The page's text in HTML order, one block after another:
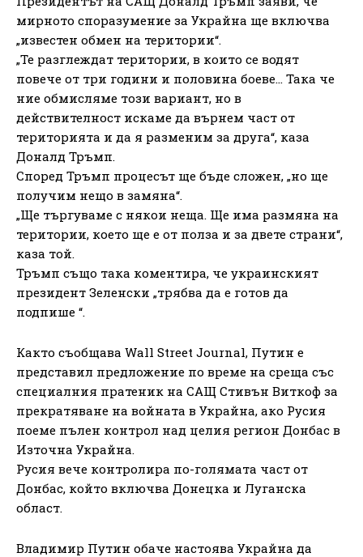
мирното споразумение за Украйна ще включва
„известен обмен на територии“.
„Те разглеждат територии, в които се водят
повече от три години и половина боеве… Така че
ние обмисляме този вариант, но в
действителност искаме да върнем част от
територията и да я разменим за друга“, каза
Доналд Тръмп.
Според Тръмп процесът ще бъде сложен, „но ще
получим нещо в замяна“.
„Ще търгуваме с някои неща. Ще има размяна на
територии, което ще е от полза и за двете страни“,
каза той.
Тръмп също така коментира, че украинският
президент Зеленски „трябва да е готов да
подпише “.
Както съобщава Wall Street Journal, Путин е
представил предложение по време на среща със
специалния пратеник на САЩ Стивън Виткоф за
прекратяване на войната в Украйна, ако Русия
поеме пълен контрол над целия регион Донбас в
Източна Украйна.
Русия вече контролира по-голямата част от
Донбас, който включва Донецка и Луганска
област.
Владимир Путин обаче настоява Украйна да